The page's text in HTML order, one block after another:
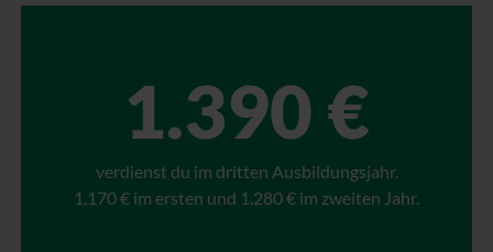
1.390 €
verdienst du im dritten Ausbildungsjahr.
1.170 € im ersten und 1.280 € im zweiten Jahr.